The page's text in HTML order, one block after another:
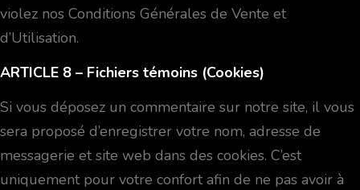
violez nos Conditions Générales de Vente et
d’Utilisation.
ARTICLE 8 – Fichiers témoins (Cookies)
Si vous déposez un commentaire sur notre site, il vous
sera proposé d’enregistrer votre nom, adresse de
messagerie et site web dans des cookies. C’est
uniquement pour votre confort afin de ne pas avoir à